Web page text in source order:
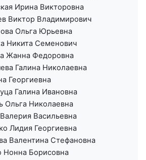
Ирина Викторовна
Виктор Владимирович
Ольга Юрьевна
Никита Семенович
Жанна Федоровна
Галина Николаевна
Георгиевна
Галина Ивановна
Ольга Николаевна
Васильевна
Лидия Георгиевна
Валентина Стефановна
Нонна Борисовна